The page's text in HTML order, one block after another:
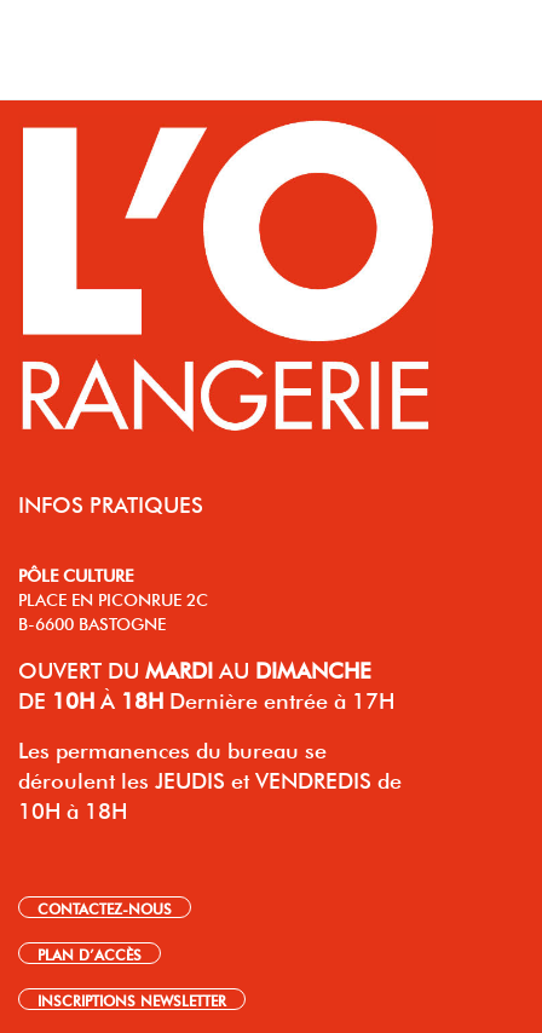
INFOS PRATIQUES
PÔLE CULTURE
PLACE EN PICONRUE 2C
B-6600 BASTOGNE
OUVERT DU MARDI AU DIMANCHE
DE 10H À 18H Dernière entrée à 17H
Les permanences du bureau se
déroulent les JEUDIS et VENDREDIS de
10H à 18H
CONTACTEZ-NOUS
PLAN D’ACCÈS
INSCRIPTIONS NEWSLETTER